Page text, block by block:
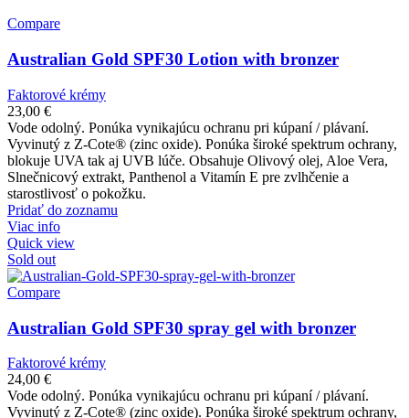
Compare
Australian Gold SPF30 Lotion with bronzer
Faktorové krémy
23,00 €
Vode odolný. Ponúka vynikajúcu ochranu pri kúpaní / plávaní.
Vyvinutý z Z-Cote® (zinc oxide). Ponúka široké spektrum ochrany,
blokuje UVA tak aj UVB lúče. Obsahuje Olivový olej, Aloe Vera,
Slnečnicový extrakt, Panthenol a Vitamín E pre zvlhčenie a
starostlivosť o pokožku.
Pridať do zoznamu
Viac info
Quick view
Sold out
Compare
Australian Gold SPF30 spray gel with bronzer
Faktorové krémy
24,00 €
Vode odolný. Ponúka vynikajúcu ochranu pri kúpaní / plávaní.
Vyvinutý z Z-Cote® (zinc oxide). Ponúka široké spektrum ochrany,